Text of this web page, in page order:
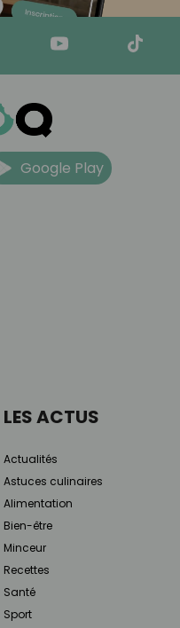
Google Play
LES ACTUS
Actualités
Astuces culinaires
Alimentation
Bien-être
Minceur
Recettes
Santé
Sport